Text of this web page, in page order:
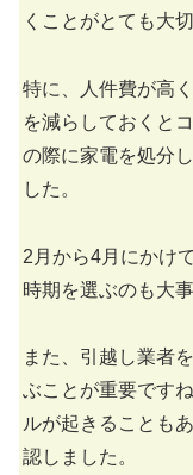
くことがとても大
特に、人件費が高
を減らしておくと
の際に家電を処分
した。
2月から4月にかけ
時期を選ぶのも大
また、引越し業者
ぶことが重要です
ルが起きることも
認しました。